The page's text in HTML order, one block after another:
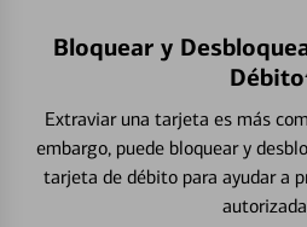
Bloquear y
Extraviar una tarjeta es más
embargo, puede bloquear y
tarjeta de débito para ayudar a